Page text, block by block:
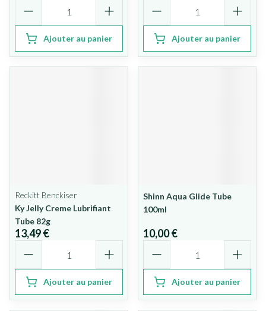
Ajouter au panier Ajouter au panier
Reckitt Benckiser
Ky Jelly Creme Lubrifiant
Tube 82g
13,49 €
Ajouter au panier
Shinn Aqua Glide Tube
100ml
10,00 €
Ajouter au panier